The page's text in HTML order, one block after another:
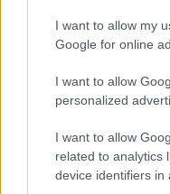
I want to allow my
Google for online
I want to allow
personalized
I want to allow
related to analytics
device identifiers in